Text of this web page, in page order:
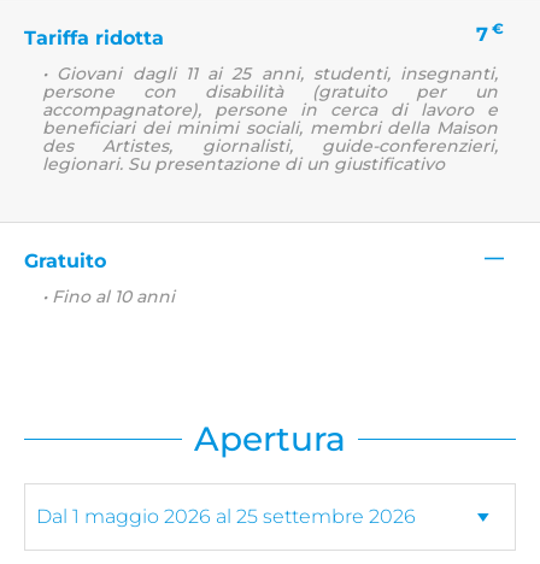
Tariffa ridotta 7 €
• Giovani dagli 11 ai 25 anni, studenti, insegnanti,
persone con disabilità (gratuito per un
accompagnatore), persone in cerca di lavoro e
beneficiari dei minimi sociali, membri della Maison
des Artistes, giornalisti, guide-conferenzieri,
legionari. Su presentazione di un giustificativo
Gratuito —
• Fino al 10 anni
Apertura